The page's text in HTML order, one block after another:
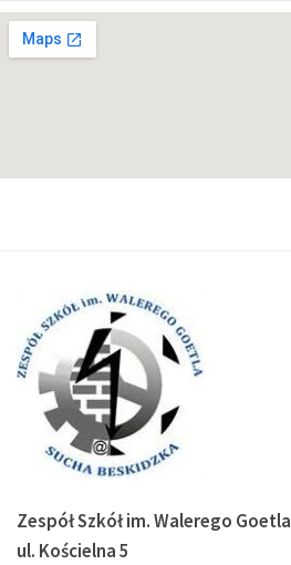
Zespół Szkół im. Walerego Goetla
ul. Kościelna 5